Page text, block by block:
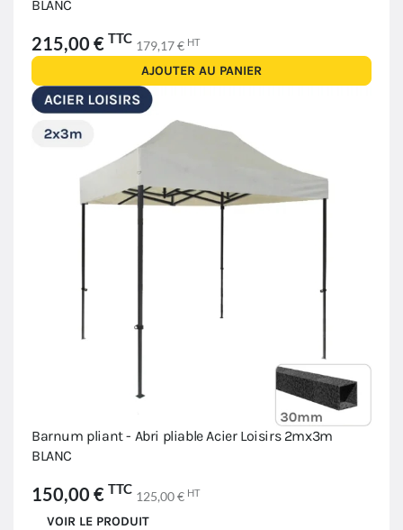
BLANC
215,00 € TTC 179,17 € HT
AJOUTER AU PANIER
Barnum pliant - Abri pliable Acier Loisirs 2mx3m
BLANC
150,00 € TTC 125,00 € HT
VOIR LE PRODUIT